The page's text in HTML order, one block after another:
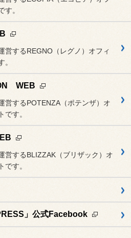
す。
営するREGNO（レグノ）オフィ
。
WEB
営するPOTENZA（ポテンザ）オ
です。
営するBLIZZAK（ブリザック）オ
です。
」公式Facebook